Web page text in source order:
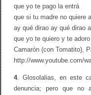
que yo te pago la entrá
que si tu madre no quiere
ay qué dirao ay qué dirao
que yo te quiero y te
Camarón (con Tomatito),
http://www.youtube.com/
4. Glosolalias, en este
denuncia; pero que no